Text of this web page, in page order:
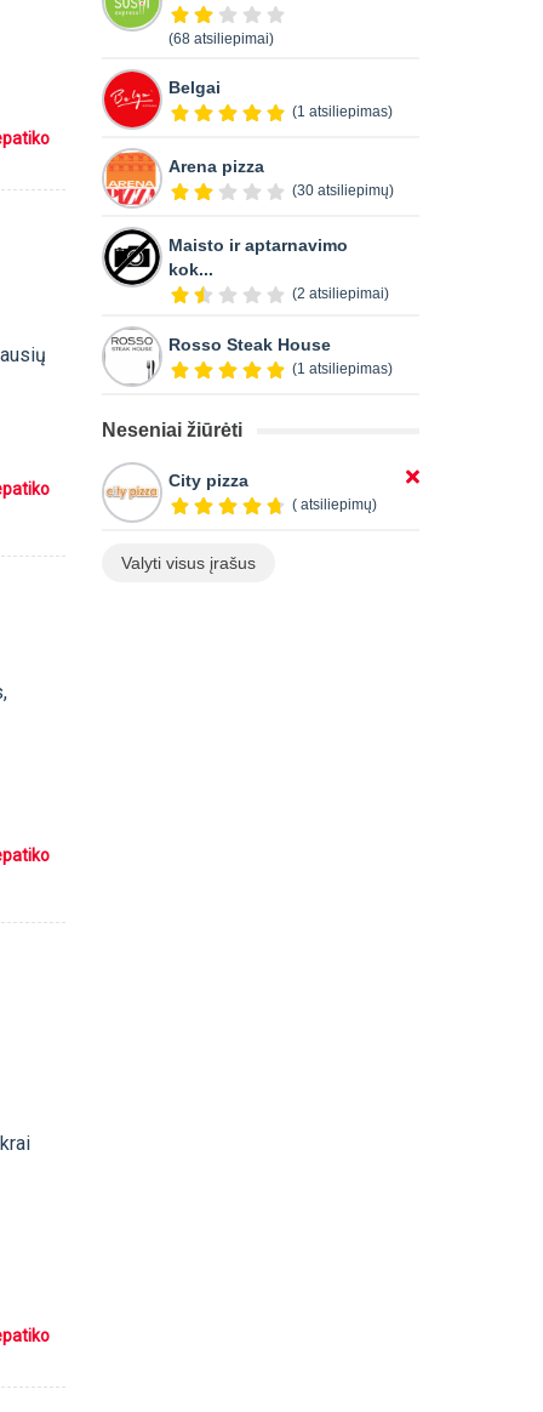
(68 atsiliepimai)
Belgai
(1 atsiliepimas)
Arena pizza
(30 atsiliepimų)
Maisto ir aptarnavimo
kok...
(2 atsiliepimai)
Rosso Steak House
(1 atsiliepimas)
Neseniai žiūrėti
City pizza
( atsiliepimų)
Valyti visus įrašus